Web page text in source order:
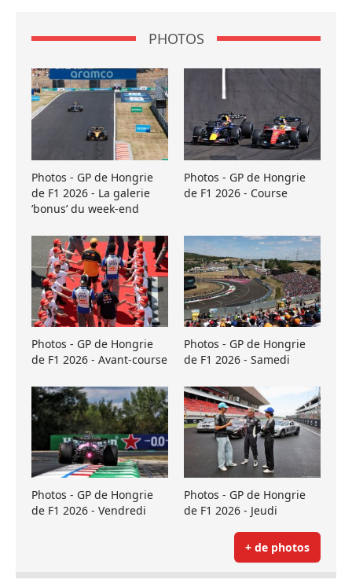
PHOTOS
Photos - GP de Hongrie
de F1 2026 - La galerie
’bonus’ du week-end
Photos - GP de Hongrie
de F1 2026 - Course
Photos - GP de Hongrie
de F1 2026 - Avant-course
Photos - GP de Hongrie
de F1 2026 - Samedi
Photos - GP de Hongrie
de F1 2026 - Vendredi
Photos - GP de Hongrie
de F1 2026 - Jeudi
+ de photos